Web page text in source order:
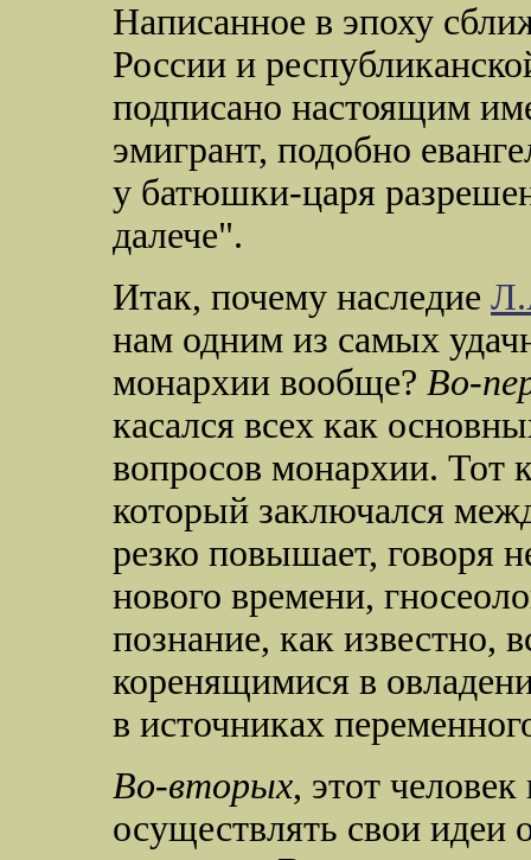
Написанное в эпоху
России и
подписано настоящим
эмигрант, подобно
у батюшки-царя
далече".
Итак, почему наследие
нам одним из самых
монархии вообще? Во-
касался всех как
вопросов монархии. Тот
который заключался
резко повышает, говоря
нового времени,
познание, как известно,
коренящимися в
в источниках
Во-вторых, этот
осуществлять свои идеи